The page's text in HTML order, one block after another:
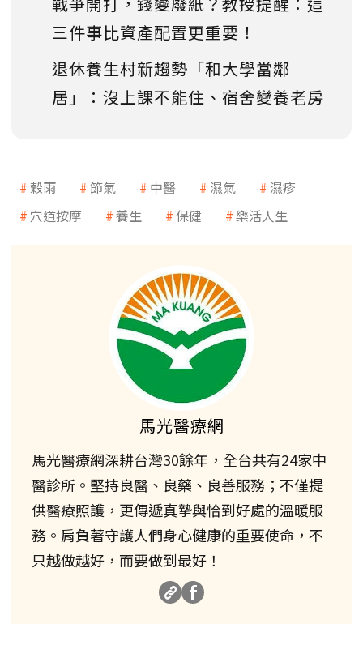
三件事比資產配置更重要！
退休養生村新趨勢「和大學當鄰
居」：沒上課不能住、宿舍變養老房
穀雨 節氣 中醫 濕氣
濕疹
穴道按摩
養生 保健 樂活人生
馬光醫療網
馬光醫療網深耕台灣30餘年，全台共有24家中
醫診所。堅持良醫、良藥、良善服務；不僅提
供醫療照護，更傳遞真摯與恰到好處的溫暖服
務。肩負著守護人們身心健康的重要使命，不
只越做越好，而要做到最好！